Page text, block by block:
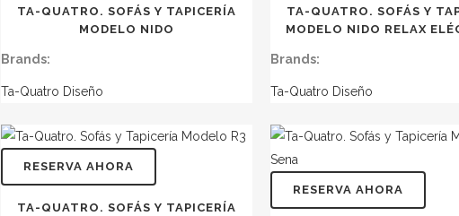
TA-QUATRO. SOFÁS Y TAPICERÍA
MODELO NIDO
Brands:
Ta-Quatro Diseño
TA-QUATRO. SOFÁS Y
MODELO NIDO RELAX
Brands:
Ta-Quatro Diseño
RESERVA AHORA
TA-QUATRO. SOFÁS Y TAPICERÍA
RESERVA AHORA